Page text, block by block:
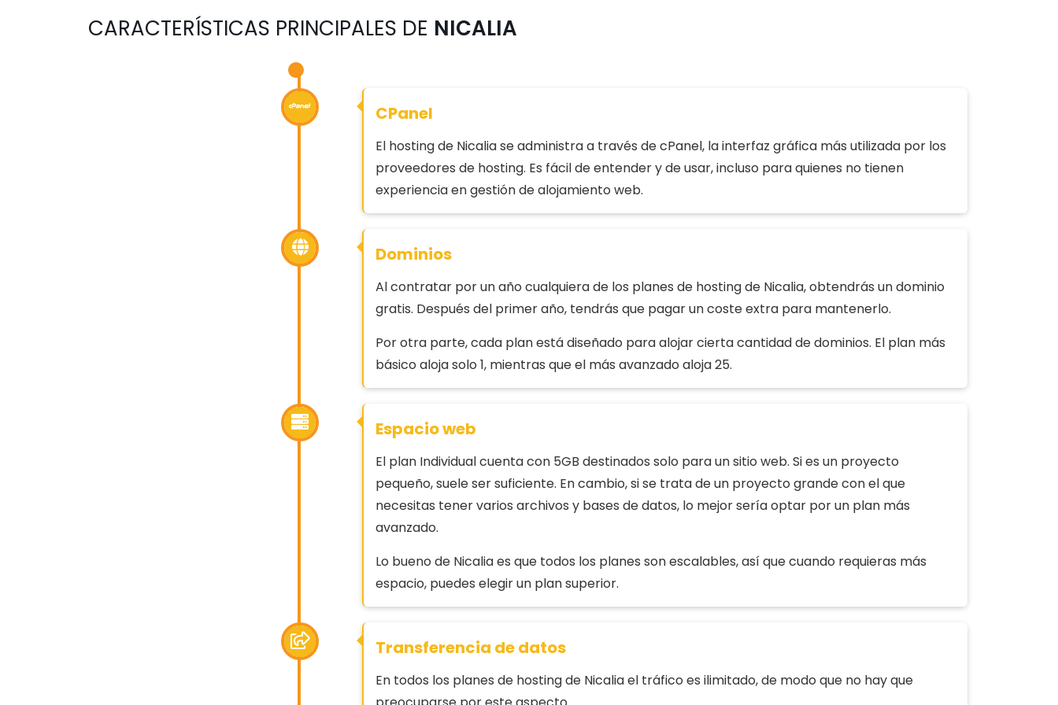
CARACTERÍSTICAS PRINCIPALES DE NICALIA
CPanel
El hosting de Nicalia se administra a través de cPanel, la interfaz gráfica más utilizada por los
proveedores de hosting. Es fácil de entender y de usar, incluso para quienes no tienen
experiencia en gestión de alojamiento web.
Dominios
Al contratar por un año cualquiera de los planes de hosting de Nicalia, obtendrás un dominio
gratis. Después del primer año, tendrás que pagar un coste extra para mantenerlo.
Por otra parte, cada plan está diseñado para alojar cierta cantidad de dominios. El plan más
básico aloja solo 1, mientras que el más avanzado aloja 25.
Espacio web
El plan Individual cuenta con 5GB destinados solo para un sitio web. Si es un proyecto
pequeño, suele ser suficiente. En cambio, si se trata de un proyecto grande con el que
necesitas tener varios archivos y bases de datos, lo mejor sería optar por un plan más
avanzado.
Lo bueno de Nicalia es que todos los planes son escalables, así que cuando requieras más
espacio, puedes elegir un plan superior.
Transferencia de datos
En todos los planes de hosting de Nicalia el tráfico es ilimitado, de modo que no hay que